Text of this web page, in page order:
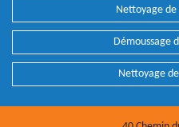
Nettoyage
Démoussage
Nettoyage